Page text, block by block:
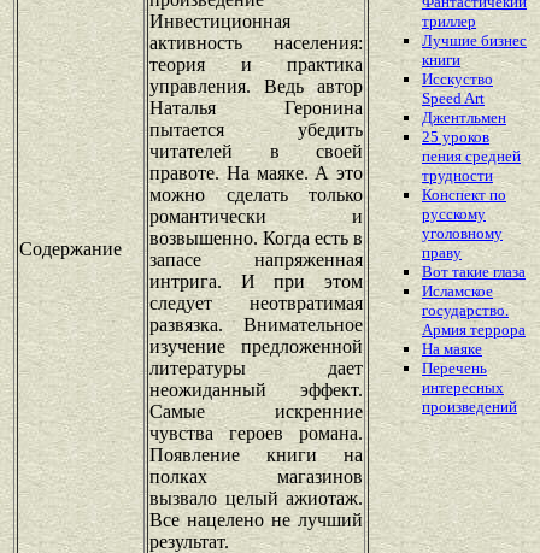
Содержание
Инвестиционная
активность населения:
теория и практика
управления. Ведь автор
Наталья Геронина
пытается убедить
читателей в своей
правоте. На маяке. А это
можно сделать только
романтически и
возвышенно. Когда есть в
запасе напряженная
интрига. И при этом
следует неотвратимая
развязка. Внимательное
изучение предложенной
литературы дает
неожиданный эффект.
Самые искренние
чувства героев романа.
Появление книги на
полках магазинов
вызвало целый ажиотаж.
Все нацелено не лучший
результат.
триллер
Лучшие бизнес
книги
Исскуство
Speed Art
Джентльмен
25 уроков
пения средней
трудности
Конспект по
русскому
уголовному
праву
Вот такие глаза
Исламское
государство.
Армия террора
На маяке
Перечень
интересных
произведений